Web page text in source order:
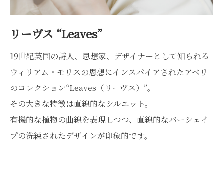
リーヴス “Leaves”
19世紀英国の詩人、思想家、デザイナーとして知られる
ウィリアム・モリスの思想にインスパイアされたアベリ
のコレクション“Leaves（リーヴス）”。
その大きな特徴は直線的なシルエット。
有機的な植物の曲線を表現しつつ、直線的なバーシェイ
プの洗練されたデザインが印象的です。